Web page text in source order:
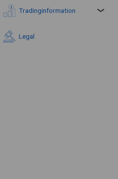
Tradinginformation
Legal